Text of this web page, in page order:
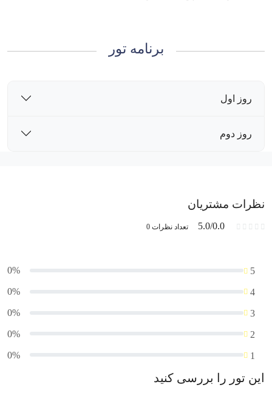
برنامه تور
روز اول
روز دوم
نظرات مشتریان
5.0/0.0 تعداد نظرات 0
5
0%
4
0%
3
0%
2
0%
1
0%
این تور را بررسی کنید